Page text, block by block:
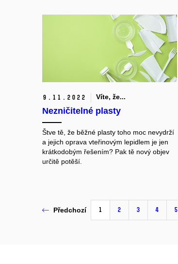
9. 11. 2022 Víte, že...
Nezničitelné plasty
Štve tě, že běžné plasty toho moc nevydrží
a jejich oprava vteřinovým lepidlem je jen
krátkodobým řešením? Pak tě nový objev
určitě potěší.
Předchozí 1 2 3 4 5